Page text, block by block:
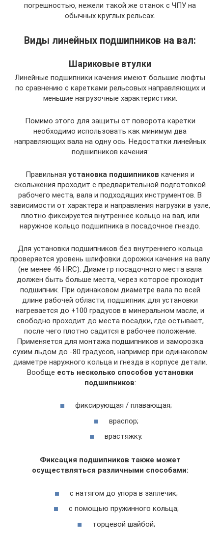
погрешностью, нежели такой же станок с ЧПУ на
обычных круглых рельсах.
Виды линейных подшипников на вал:
Шариковые втулки
Линейные подшипники качения имеют большие люфты
по сравнению с каретками рельсовых направляющих и
меньшие нагрузочные характеристики.
Помимо этого для защиты от поворота каретки
необходимо использовать как минимум два
направляющих вала на одну ось. Недостатки линейных
подшипников качения:
Правильная установка подшипников качения и
скольжения проходит с предварительной подготовкой
рабочего места, вала и подходящих инструментов. В
зависимости от характера и направления нагрузки в узле,
плотно фиксируется внутреннее кольцо на вал, или
наружное кольцо подшипника в посадочное гнездо.
Для установки подшипников без внутреннего кольца
проверяется уровень шлифовки дорожки качения на валу
(не менее 46 HRC). Диаметр посадочного места вала
должен быть больше места, через которое проходит
подшипник. При одинаковом диаметре вала по всей
длине рабочей области, подшипник для установки
нагревается до +100 градусов в минеральном масле, и
свободно проходит до места посадки, где остывает,
после чего плотно садится в рабочее положение.
Применяется для монтажа подшипников и заморозка
сухим льдом до -80 градусов, например при одинаковом
диаметре наружного кольца и гнезда в корпусе детали.
Вообще есть несколько способов установки
подшипников:
фиксирующая / плавающая;
враспор;
врастяжку.
Фиксация подшипников также может
осуществляться различными способами:
с натягом до упора в заплечик;
с помощью пружинного кольца;
торцевой шайбой;